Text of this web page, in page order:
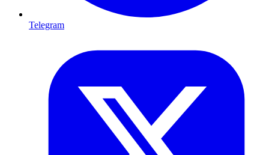
Telegram